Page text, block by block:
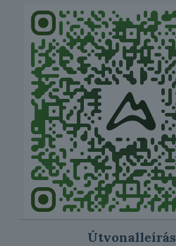
Útvonalleírás